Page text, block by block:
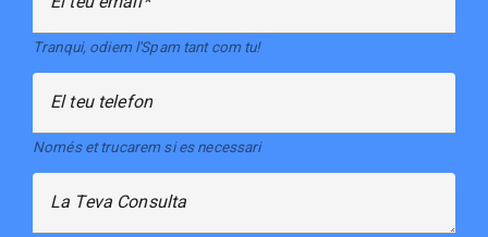
Tranqui, odiem l'Spam tant com tu!
El teu telefon
Només et trucarem si es necessari
La Teva Consulta